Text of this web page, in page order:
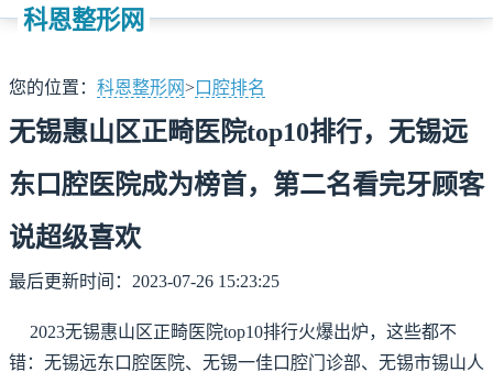
科恩整形网
您的位置： 科恩整形网>口腔排名
无锡惠山区正畸医院top10排行，无锡远
东口腔医院成为榜首，第二名看完牙顾客
说超级喜欢
最后更新时间：2023-07-26 15:23:25
2023无锡惠山区正畸医院top10排行火爆出炉，这些都不
错：无锡远东口腔医院、无锡一佳口腔门诊部、无锡市锡山人